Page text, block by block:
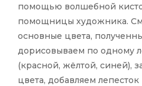
помощью волшебной
помощницы художника.
основные цвета,
дорисовываем по одному
(красной, жёлтой, синей),
цвета, добавляем